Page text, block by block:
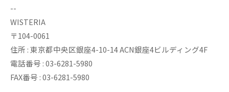
--
WISTERIA
〒104-0061
住所 : 東京都中央区銀座4-10-14 ACN銀座4ビルディング4F
電話番号 : 03-6281-5980
FAX番号 : 03-6281-5980